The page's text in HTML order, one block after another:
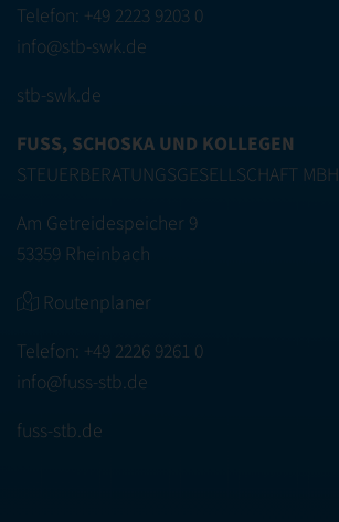
Telefon: +49 2223 9203 0
info@stb-swk.de
stb-swk.de
FUSS, SCHOSKA UND KOLLEGEN
STEUERBERATUNGSGESELLSCHAFT MBH
Am Getreidespeicher 9
53359 Rheinbach
Routenplaner
Telefon: +49 2226 9261 0
info@fuss-stb.de
fuss-stb.de